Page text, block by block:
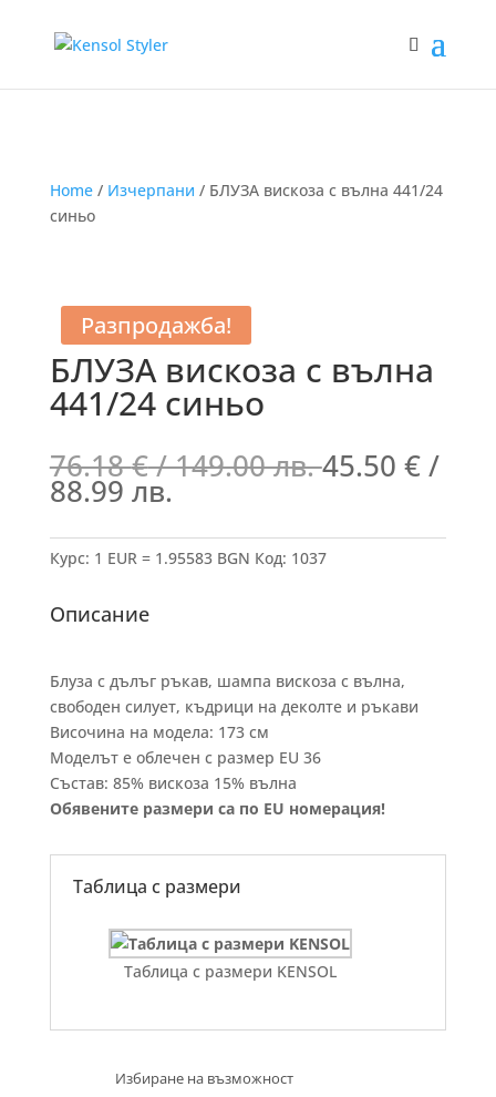
Home/ Изчерпани / БЛУЗА вискоза с вълна 441/24
синьо
Разпродажба!
БЛУЗА вискоза с вълна
441/24 синьо
76.18€/ 149.00 лв.45.50 €/
88.99 лв.
Курс: 1 EUR = 1.95583 BGN Код: 1037
Описание
Блуза с дълъг ръкав, шампа вискоза с вълна,
свободен силует, къдрици на деколте и ръкави
Височина на модела: 173 см
Моделът е облечен с размер EU 36
Състав: 85% вискоза 15% вълна
Обявените размери са по EU номерация!
Таблица с размери
Таблица с размери KENSOL